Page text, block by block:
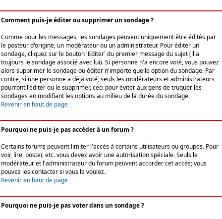
Comment puis-je éditer ou supprimer un sondage ?
Comme pour les messages, les sondages peuvent uniquement être édités par
le posteur d'origine, un modérateur ou un administrateur. Pour éditer un
sondage, cliquez sur le bouton 'Editer' du premier message du sujet (il a
toujours le sondage associé avec lui). Si personne n'a encore voté, vous pouvez
alors supprimer le sondage ou éditer n'importe quelle option du sondage. Par
contre, si une personne a déjà voté, seuls les modérateurs et administrateurs
pourront l'éditer ou le supprimer, ceci pour éviter aux gens de truquer les
sondages en modifiant les options au milieu de la durée du sondage.
Revenir en haut de page
Pourquoi ne puis-je pas accéder à un forum ?
Certains forums peuvent limiter l'accès à certains utilisateurs ou groupes. Pour
voir, lire, poster, etc. vous devez avoir une autorisation spéciale. Seuls le
modérateur et l'administrateur du forum peuvent accorder cet accès; vous
pouvez les contacter si vous le voulez.
Revenir en haut de page
Pourquoi ne puis-je pas voter dans un sondage ?